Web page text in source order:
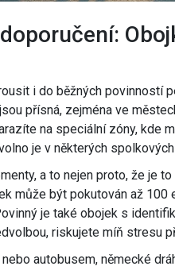
i do běžných povinností
přísná, zejména ve
na speciální zóny, kde
je v některých
a to nejen proto, že je
může být pokutován až 100
je také obojek s
riskujete míň stresu
autobusem, německé